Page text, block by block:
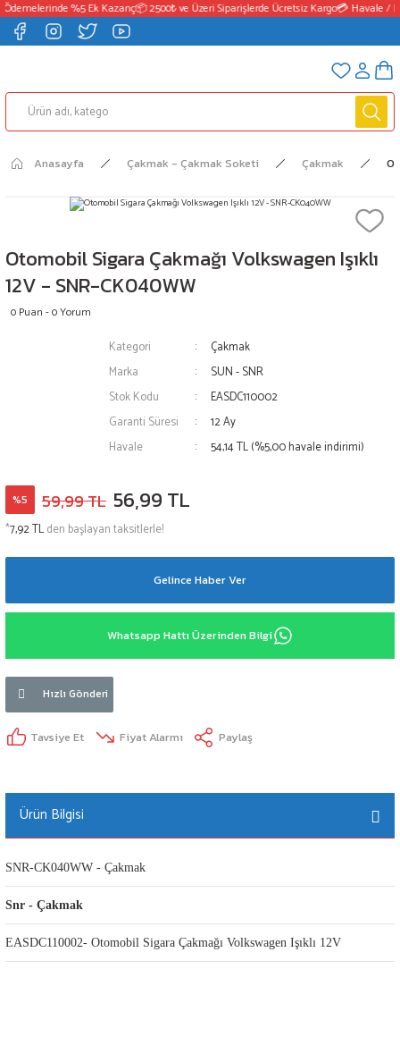
%5 Ek Kazanç📦 2500₺ ve Üzeri Siparişlerde Ücretsiz Kargo💳 Havale /
Anasayfa Çakmak - Çakmak Soketi Çakmak
Otomobil Sigara Çakmağı Volkswagen Işıklı
12V - SNR-CK040WW
0 Puan - 0 Yorum
Kategori
Çakmak
Marka
SUN - SNR
Stok Kodu
EASDC110002
Garanti Süresi
12 Ay
Havale
54,14 TL (%5,00 havale indirimi)
%5 59,99 TL 56,99 TL
*7,92 TLden başlayan taksitlerle!
Gelince Haber Ver
Whatsapp Hattı Üzerinden Bilgi
Hızlı Gönderi
Tavsiye Et Fiyat Alarmı Paylaş
Ürün Bilgisi
SNR-CK040WW - Çakmak
Snr - Çakmak
EASDC110002- Otomobil Sigara Çakmağı Volkswagen Işıklı 12V